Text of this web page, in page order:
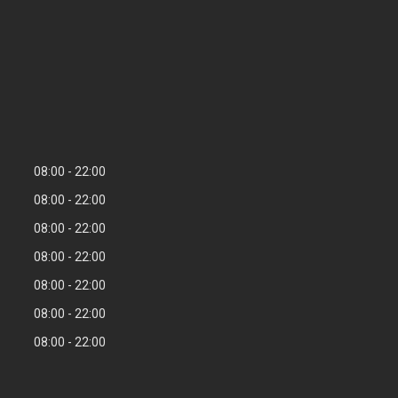
08:00
22:00
08:00
22:00
08:00
22:00
08:00
22:00
08:00
22:00
08:00
22:00
08:00
22:00